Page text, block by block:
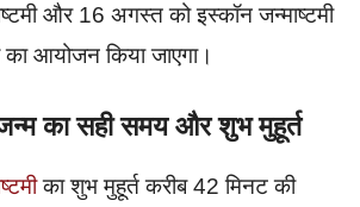
और 16 अगस्त को इस्कॉन जन्माष्टमी
आयोजन किया जाएगा।
का सही समय और शुभ मुहूर्त
का शुभ मुहूर्त करीब 42 मिनट की